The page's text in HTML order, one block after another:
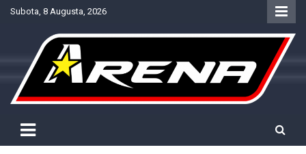
SkipSubota, 8 Augusta, 2026
NTV Arena